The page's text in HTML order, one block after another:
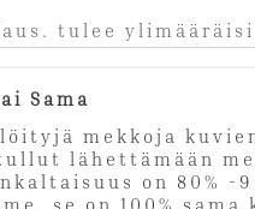
tulee
Sama
mekkoja
lähettämään
on 80%
se on 100%